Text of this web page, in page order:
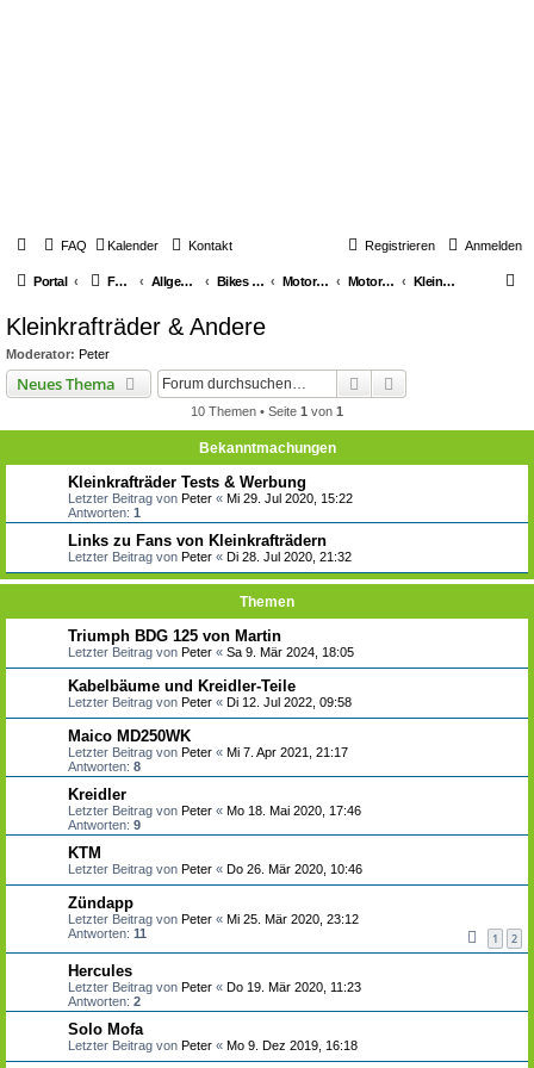
FAQ Kalender Kontakt Anmelden
Registrieren
Portal Foren-Übersicht Allgemeines über Youngtimerbikes Bikes & Generelle Themen Motorräder Motorräder diverse Marken Kleinkrafträder & Andere
Kleinkrafträder & Andere
Moderator: Peter
Neues Thema Suche
10 Themen • Seite 1 von 1
Bekanntmachungen
Kleinkrafträder Tests & Werbung
Letzter Beitrag von Peter « Mi 29. Jul 2020, 15:22
Antworten: 1
Links zu Fans von Kleinkrafträdern
Letzter Beitrag von Peter « Di 28. Jul 2020, 21:32
Themen
Triumph BDG 125 von Martin
Letzter Beitrag von Peter « Sa 9. Mär 2024, 18:05
Kabelbäume und Kreidler-Teile
Letzter Beitrag von Peter « Di 12. Jul 2022, 09:58
Maico MD250WK
Letzter Beitrag von Peter « Mi 7. Apr 2021, 21:17
Antworten: 8
Kreidler
Letzter Beitrag von Peter « Mo 18. Mai 2020, 17:46
Antworten: 9
KTM
Letzter Beitrag von Peter « Do 26. Mär 2020, 10:46
Zündapp
Letzter Beitrag von Peter « Mi 25. Mär 2020, 23:12
Antworten: 11 1 2
Hercules
Letzter Beitrag von Peter « Do 19. Mär 2020, 11:23
Antworten: 2
Solo Mofa
Letzter Beitrag von Peter « Mo 9. Dez 2019, 16:18